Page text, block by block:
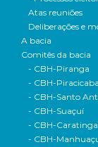
Atas reuniões
Deliberações e
A bacia
Comitês da bacia
- CBH-Piranga
- CBH-Piracicaba
- CBH-Santo
- CBH-Suaçuí
- CBH-Caratinga
- CBH-